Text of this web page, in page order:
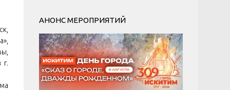
г.
АНОНС МЕРОПРИЯТИЙ